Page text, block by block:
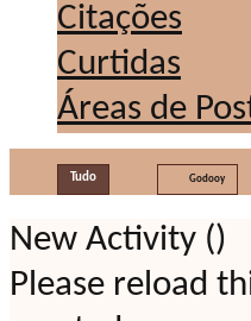
Citações
Curtidas
Áreas de
Tudo Godooy
New Activity ()
Please reload